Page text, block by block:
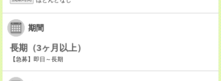
期間
長期（3ヶ月以上）
【急募】即日～長期